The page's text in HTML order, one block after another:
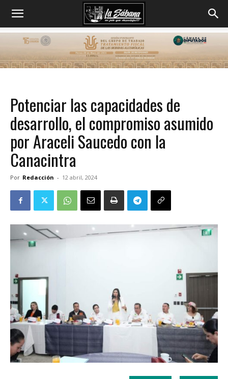
Potenciar las capacidades de
desarrollo, el compromiso asumido
por Araceli Saucedo con la
Canacintra
Por Redacción - 12 abril, 2024